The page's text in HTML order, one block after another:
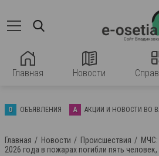
Главная Новости
О ОБЪЯВЛЕНИЯ А АКЦИИ И НОВОСТИ ВО
Главная Новости Происшествия
МЧС:
2026 года в пожарах погибли пять